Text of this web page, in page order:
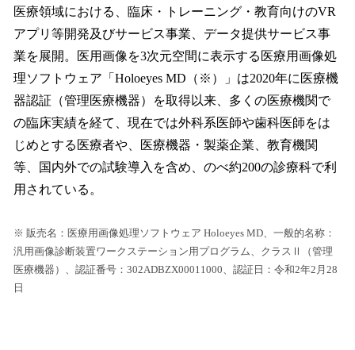
医療領域における、臨床・トレーニング・教育向けのVR
アプリ等開発及びサービス事業、データ提供サービス事
業を展開。医用画像を3次元空間に表示する医療用画像処
理ソフトウェア「Holoeyes MD（※）」は2020年に医療機
器認証（管理医療機器）を取得以来、多くの医療機関で
の臨床実績を経て、現在では外科系医師や歯科医師をは
じめとする医療者や、医療機器・製薬企業、教育機関
等、国内外での試験導入を含め、のべ約200の診療科で利
用されている。
※ 販売名：医療用画像処理ソフトウェア Holoeyes MD、一般的名称：
汎用画像診断装置ワークステーション用プログラム、クラスⅡ（管理
医療機器）、認証番号：302ADBZX00011000、認証日：令和2年2月28
日